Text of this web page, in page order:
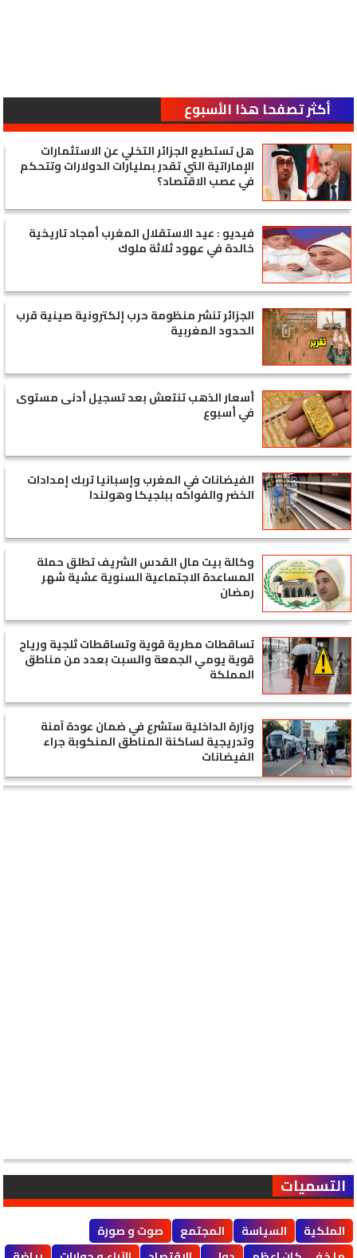
أكثر تصفحا هذا الأسبوع
هل تستطيع الجزائر التخلي عن الاستثمارات
الإماراتية التي تقدر بمليارات الدولارات وتتحكم
في عصب الاقتصاد؟
فيديو : عيد الاستقلال المغرب أمجاد تاريخية
خالدة في عهود ثلاثة ملوك
الجزائر تنشر منظومة حرب إلكترونية صينية قرب
الحدود المغربية
أسعار الذهب تنتعش بعد تسجيل أدنى مستوى
في أسبوع
الفيضانات في المغرب وإسبانيا تربك إمدادات
الخضر والفواكه ببلجيكا وهولندا
وكالة بيت مال القدس الشريف تطلق حملة
المساعدة الاجتماعية السنوية عشية شهر
رمضان
تساقطات مطرية قوية وتساقطات ثلجية ورياح
قوية يومي الجمعة والسبت بعدد من مناطق
المملكة
وزارة الداخلية ستشرع في ضمان عودة آمنة
وتدريجية لساكنة المناطق المنكوبة جراء
الفيضانات
التسميات
الملكية السياسة المجتمع
صوت و صورة